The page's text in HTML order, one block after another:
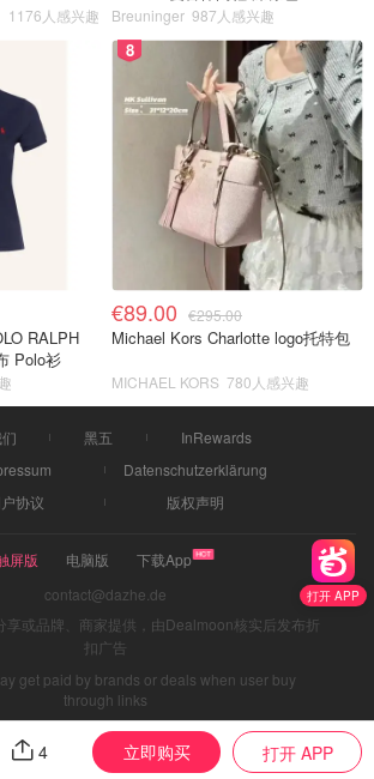
打开 APP
4 立即购买 打开 APP
1176人感兴趣 Breuninger 987人感兴趣
RALPH
Polo衫
8
€89.00 €295.00
Michael Kors Charlotte logo托特包
MICHAEL KORS 780人感兴趣
黑五
InRewards
Datenschutzerklärung
协议
版权声明
屏版 电脑版
下载App
contact@dazhe.de
享或品牌、商家提供，由Dealmoon核实后发布折
扣广告
get paid by brands or deals when user buy
through links